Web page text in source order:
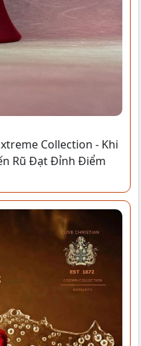
Collection - Khi
Rũ Đạt Đỉnh Điểm